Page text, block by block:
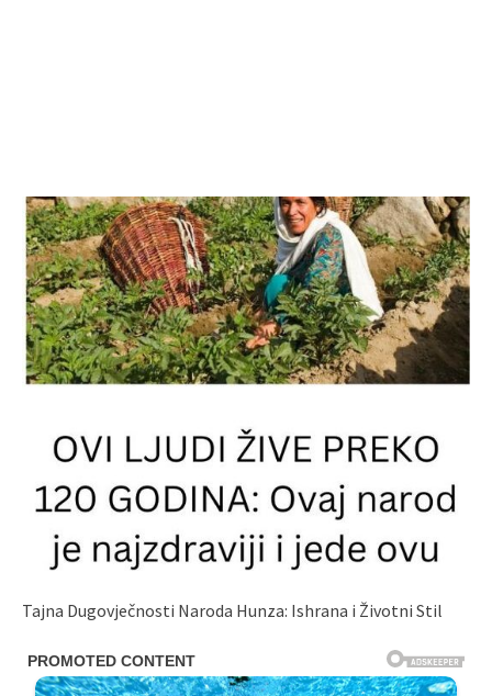
Tajna Dugovječnosti Naroda Hunza: Ishrana i Životni Stil